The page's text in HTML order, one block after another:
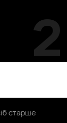
2
старше